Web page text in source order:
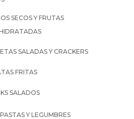
SECOS Y FRUTAS
SALADAS Y CRACKERS
FRITAS
SALADOS
Y LEGUMBRES